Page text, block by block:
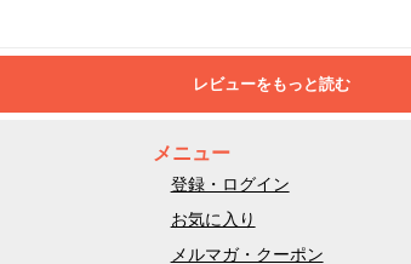
レビューをもっと読む
メニュー
登録・ログイン
お気に入り
メルマガ・クーポン